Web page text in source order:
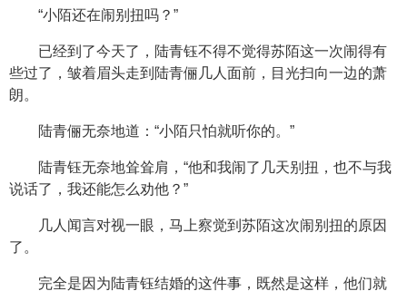
“小陌还在闹别扭吗？”
已经到了今天了，陆青钰不得不觉得苏陌这一次闹得有
些过了，皱着眉头走到陆青俪几人面前，目光扫向一边的萧
朗。
陆青俪无奈地道：“小陌只怕就听你的。”
陆青钰无奈地耸耸肩，“他和我闹了几天别扭，也不与我
说话了，我还能怎么劝他？”
几人闻言对视一眼，马上察觉到苏陌这次闹别扭的原因
了。
完全是因为陆青钰结婚的这件事，既然是这样，他们就